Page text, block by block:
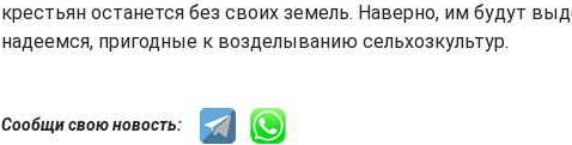
крестьян останется без своих земель. Наверно, им будут
надеемся, пригодные к возделыванию сельхозкультур.
Сообщи свою новость: